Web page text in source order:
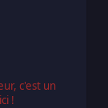
c'est un
!